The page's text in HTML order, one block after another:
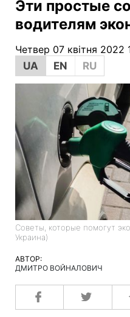
Эти простые
водителям
Четвер 07 квітня 2022
UA
EN RU
Советы, которые помогут
Украина)
АВТОР:
ДМИТРО ВОЙНАЛОВИЧ